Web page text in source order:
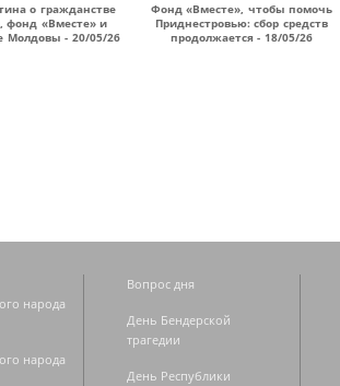
о гражданстве
фонд «Вместе» и
Молдовы - 20/05/26
Фонд «Вместе», чтобы помочь
Приднестровью: сбор средств
продолжается - 18/05/26
народа
народа
Вопрос дня
День Бендерской
трагедии
День Республики